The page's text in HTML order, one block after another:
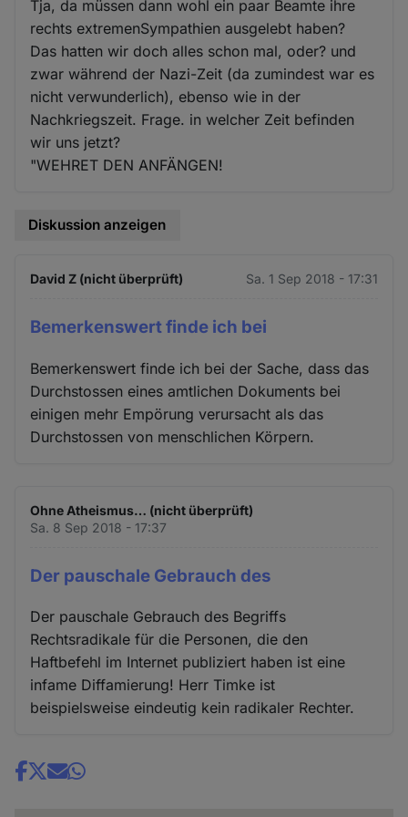
Tja, da müssen dann wohl ein paar Beamte ihre
rechts extremenSympathien ausgelebt haben?
Das hatten wir doch alles schon mal, oder? und
zwar während der Nazi-Zeit (da zumindest war es
nicht verwunderlich), ebenso wie in der
Nachkriegszeit. Frage. in welcher Zeit befinden
wir uns jetzt?
"WEHRET DEN ANFÄNGEN!
Diskussion anzeigen
David Z (nicht überprüft) Sa. 1 Sep 2018 - 17:31
Bemerkenswert finde ich bei
Bemerkenswert finde ich bei der Sache, dass das
Durchstossen eines amtlichen Dokuments bei
einigen mehr Empörung verursacht als das
Durchstossen von menschlichen Körpern.
Ohne Atheismus… (nicht überprüft)
Sa. 8 Sep 2018 - 17:37
Der pauschale Gebrauch des
Der pauschale Gebrauch des Begriffs
Rechtsradikale für die Personen, die den
Haftbefehl im Internet publiziert haben ist eine
infame Diffamierung! Herr Timke ist
beispielsweise eindeutig kein radikaler Rechter.
Share